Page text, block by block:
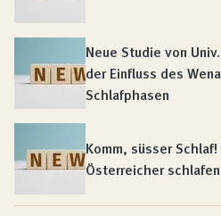
Neue Studie von
der Einfluss des
Schlafphasen
Komm, süsser
Österreicher